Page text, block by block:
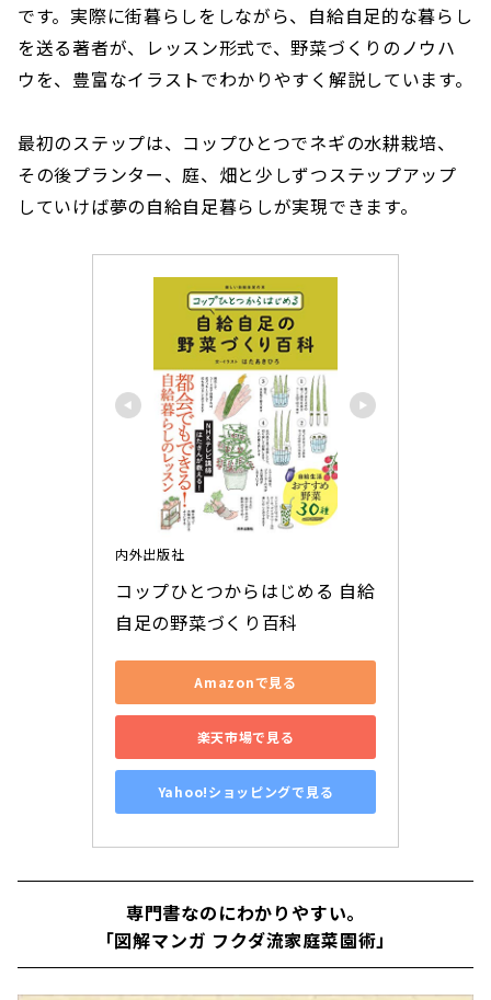
です。実際に街暮らしをしながら、自給自足的な暮らし
を送る著者が、レッスン形式で、野菜づくりのノウハ
ウを、豊富なイラストでわかりやすく解説しています。
最初のステップは、コップひとつでネギの水耕栽培、
その後プランター、庭、畑と少しずつステップアップ
していけば夢の自給自足暮らしが実現できます。
内外出版社
コップひとつからはじめる 自給
自足の野菜づくり百科
Amazonで見る
楽天市場で見る
Yahoo!ショッピングで見る
専門書なのにわかりやすい。
「図解マンガ フクダ流家庭菜園術」